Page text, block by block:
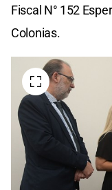
Fiscal N° 152
Colonias.